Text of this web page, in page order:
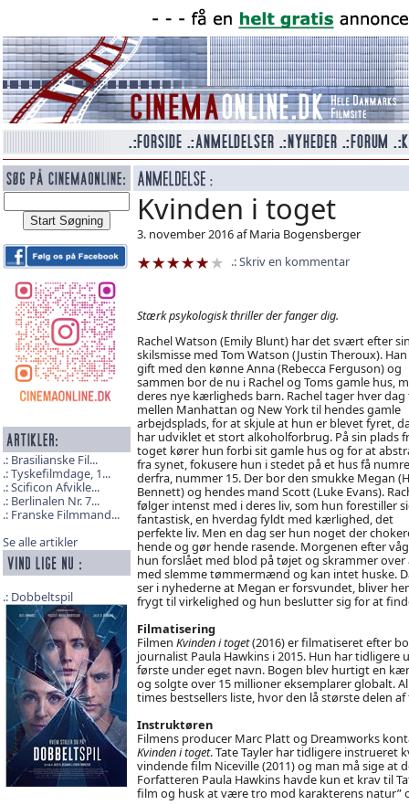
Brasilianske Fil...
Tyskefilmdage, 1...
Scificon Afvikle...
Berlinalen Nr. 7...
Franske Filmmand...
Se alle artikler
Dobbeltspil
Kvinden i toget
3. november 2016 af Maria Bogensberger
Skriv en kommentar
Stærk psykologisk thriller der fanger dig.
Rachel Watson (Emily Blunt) har det svært efter
skilsmisse med Tom Watson (Justin Theroux).
gift med den kønne Anna (Rebecca Ferguson) og
sammen bor de nu i Rachel og Toms gamle hus,
deres nye kærligheds barn. Rachel tager hver
mellen Manhattan og New York til hendes gamle
arbejdsplads, for at skjule at hun er blevet fyret,
har udviklet et stort alkoholforbrug. På sin plads
toget kører hun forbi sit gamle hus og for at
fra synet, fokusere hun i stedet på et hus få numre
derfra, nummer 15. Der bor den smukke Megan
Bennett) og hendes mand Scott (Luke Evans).
følger intenst med i deres liv, som hun forestiller
fantastisk, en hverdag fyldt med kærlighed, det
perfekte liv. Men en dag ser hun noget der
hende og gør hende rasende. Morgenen efter
hun forslået med blod på tøjet og skrammer over
med slemme tømmermænd og kan intet huske.
ser i nyhederne at Megan er forsvundet, bliver
frygt til virkelighed og hun beslutter sig for at
Filmatisering
Filmen Kvinden i toget(2016) er filmatiseret efter
journalist Paula Hawkins i 2015. Hun har
første under eget navn. Bogen blev hurtigt en
og solgte over 15 millioner eksemplarer globalt.
times bestsellers liste, hvor den lå største delen af
Instruktøren
Filmens producer Marc Platt og Dreamworks
Kvinden i toget. Tate Tayler har tidligere instrueret
vindende film Niceville (2011) og man må sige
Forfatteren Paula Hawkins havde kun et krav til
film og husk at være tro mod karakterens natur”